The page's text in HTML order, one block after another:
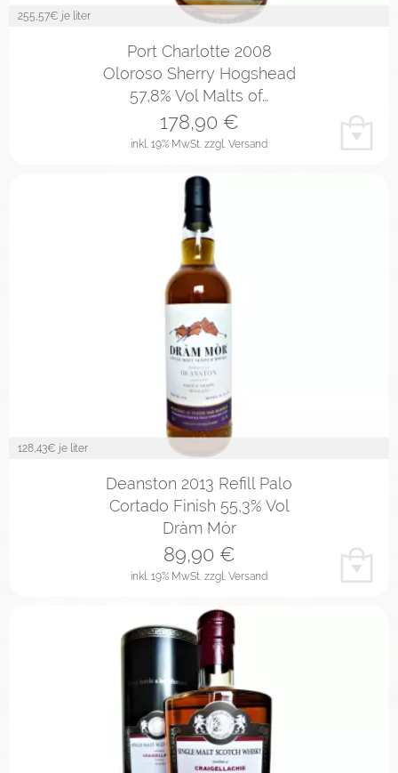
255,57€ je liter
Port Charlotte 2008
Oloroso Sherry Hogshead
57,8% Vol Malts of…
inkl. 19% MwSt. zzgl. Versand
178,90€
128,43€ je liter
Deanston 2013 Refill Palo
Cortado Finish 55,3% Vol
Dràm Mòr
inkl. 19% MwSt. zzgl. Versand
89,90€